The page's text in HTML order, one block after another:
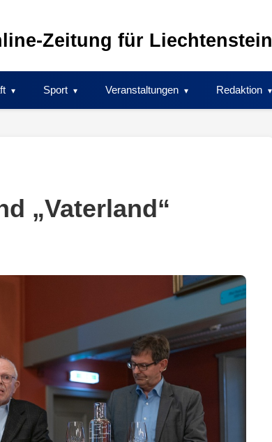
Zeitung für Liechtenstein
Sport Veranstaltungen Redaktion
„Vaterland“